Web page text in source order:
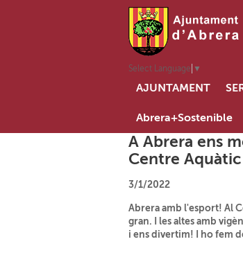
Select Language ▼
AJUNTAMENT
Abrera+Sostenible
A Abrera ens
Centre
3/1/2022
Abrera amb l'esport! Al
gran. I les altes amb
i ens divertim! I ho fem